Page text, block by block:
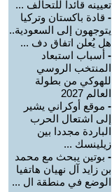
تعيينه قائدا للتحالف ...
- قادة باكستان وتركيا
يتوجهون إلى السعودية..
هل يُعلن اتفاق دف ...
- أسباب استبعاد
المنتخب الروسي
للهوكي من بطولة
العالم 2027
- موقع أوكراني يشير
إلى اشتعال الحرب
الباردة مجددا بين
زيلينسك ...
- بوتين يبحث مع محمد
بن زايد آل نهيان هاتفيا
الوضع في منطقة ال ...